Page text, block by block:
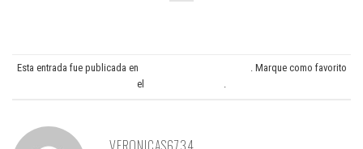
Esta entrada fue publicada en
. Marque como favorito
el
.